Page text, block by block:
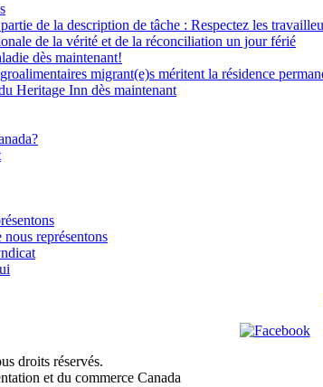
de la description de tâche : Respectez les
de la vérité et de la réconciliation un jour férié
dès maintenant!
migrant(e)s méritent la résidence
Heritage Inn dès maintenant
représentons
droits réservés.
et du commerce Canada